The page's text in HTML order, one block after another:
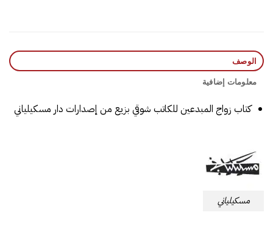
الوصف
معلومات إضافية
كتاب زواج المبدعين للكاتب شوقي بزيع من إصدارات دار مسكيلياني
مسكيلياني